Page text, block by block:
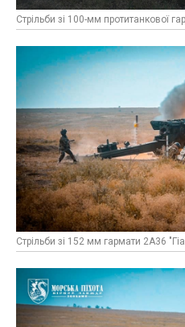
Стрільби зі 100-мм протитанкової
Стрільби зі 152 мм гармати 2А36